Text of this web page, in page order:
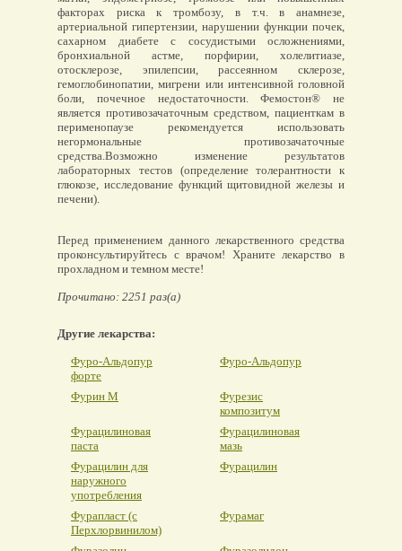
факторах риска к тромбозу, в т.ч. в анамнезе,
артериальной гипертензии, нарушении функции почек,
сахарном диабете с сосудистыми осложнениями,
бронхиальной астме, порфирии, холелитиазе,
отосклерозе, эпилепсии, рассеянном склерозе,
гемоглобинопатии, мигрени или интенсивной головной
боли, почечное недостаточности. Фемостон® не
является противозачаточным средством, пациенткам в
перименопаузе рекомендуется использовать
негормональные противозачаточные
средства.Возможно изменение результатов
лабораторных тестов (определение толерантности к
глюкозе, исследование функций щитовидной железы и
печени).
Перед применением данного лекарственного средства
проконсультируйтесь с врачом! Храните лекарство в
прохладном и темном месте!
Прочитано: 2251 раз(а)
Другие лекарства:
Фуро-Альдопур
форте
Фуро-Альдопур
Фурин М
Фурезис
композитум
Фурацилиновая
паста
Фурацилиновая
мазь
Фурацилин для
наружного
употребления
Фурацилин
Фурапласт (с
Перхлорвинилом)
Фурамаг